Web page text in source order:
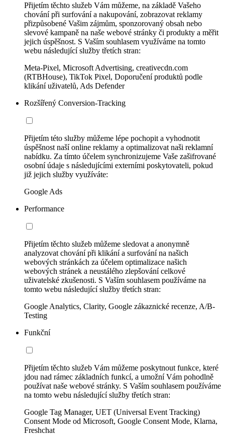
Přijetím těchto služeb Vám můžeme, na základě Vašeho
chování při surfování a nakupování, zobrazovat reklamy
přizpůsobené Vašim zájmům, sponzorovaný obsah nebo
slevové kampaně na naše webové stránky či produkty a měřit
jejich úspěšnost. S Vaším souhlasem využíváme na tomto
webu následující služby třetích stran:
Meta-Pixel, Microsoft Advertising, creativecdn.com
(RTBHouse), TikTok Pixel, Doporučení produktů podle
klikání uživatelů, Ads Defender
Rozšířený Conversion-Tracking
Přijetím této služby můžeme lépe pochopit a vyhodnotit
úspěšnost naší online reklamy a optimalizovat naši reklamní
nabídku. Za tímto účelem synchronizujeme Vaše zašifrované
osobní údaje s následujícími externími poskytovateli, pokud
již jejich služby využíváte:
Google Ads
Performance
Přijetím těchto služeb můžeme sledovat a anonymně
analyzovat chování při klikání a surfování na našich
webových stránkách za účelem optimalizace našich
webových stránek a neustálého zlepšování celkové
uživatelské zkušenosti. S Vaším souhlasem používáme na
tomto webu následující služby třetích stran:
Google Analytics, Clarity, Google zákaznické recenze, A/B-
Testing
Funkční
Přijetím těchto služeb Vám můžeme poskytnout funkce, které
jdou nad rámec základních funkcí, a umožní Vám pohodlně
používat naše webové stránky. S Vaším souhlasem používáme
na tomto webu následující služby třetích stran:
Google Tag Manager, UET (Universal Event Tracking)
Consent Mode od Microsoft, Google Consent Mode, Klarna,
Freshchat